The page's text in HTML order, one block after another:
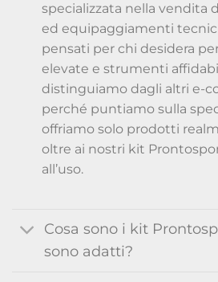
specializzata nella vendita
ed equipaggiamenti
pensati per chi desidera
elevate e strumenti
distinguiamo dagli altri e-
perché puntiamo sulla
offriamo solo prodotti
oltre ai nostri kit
all’uso.
Cosa sono i kit
sono adatti?